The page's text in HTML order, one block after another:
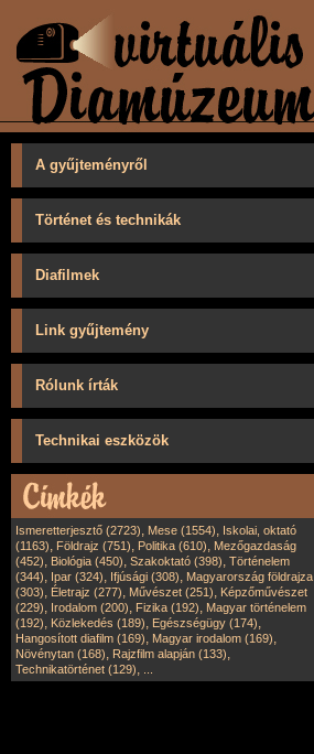
A gyűjteményről
Történet és technikák
Diafilmek
Link gyűjtemény
Rólunk írták
Technikai eszközök
Ismeretterjesztő (2723), Mese (1554), Iskolai, oktató
(1163), Földrajz (751), Politika (610), Mezőgazdaság
(452), Biológia (450), Szakoktató (398), Történelem
(344), Ipar (324), Ifjúsági (308), Magyarország földrajza
(303), Életrajz (277), Művészet (251), Képzőművészet
(229), Irodalom (200), Fizika (192), Magyar történelem
(192), Közlekedés (189), Egészségügy (174),
Hangosított diafilm (169), Magyar irodalom (169),
Növénytan (168), Rajzfilm alapján (133),
Technikatörténet (129),